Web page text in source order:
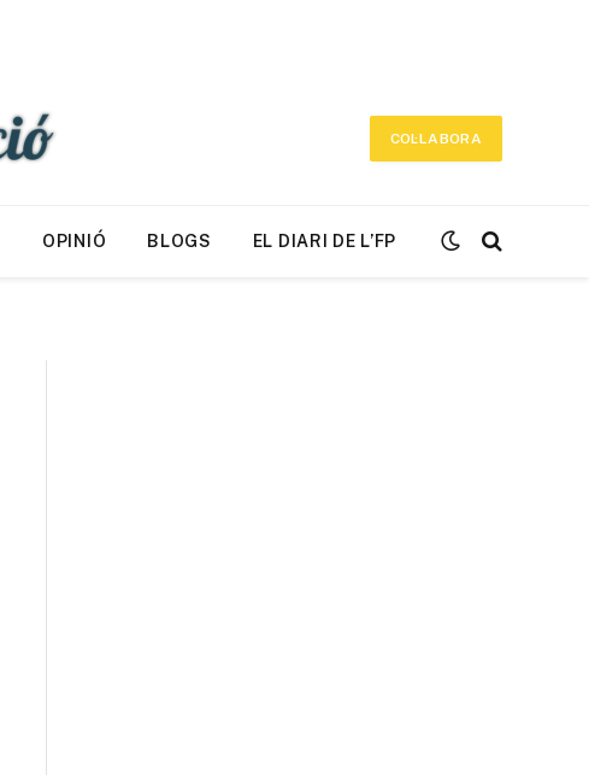
COL·LABORA
OPINIÓ BLOGS EL DIARI DE L’FP